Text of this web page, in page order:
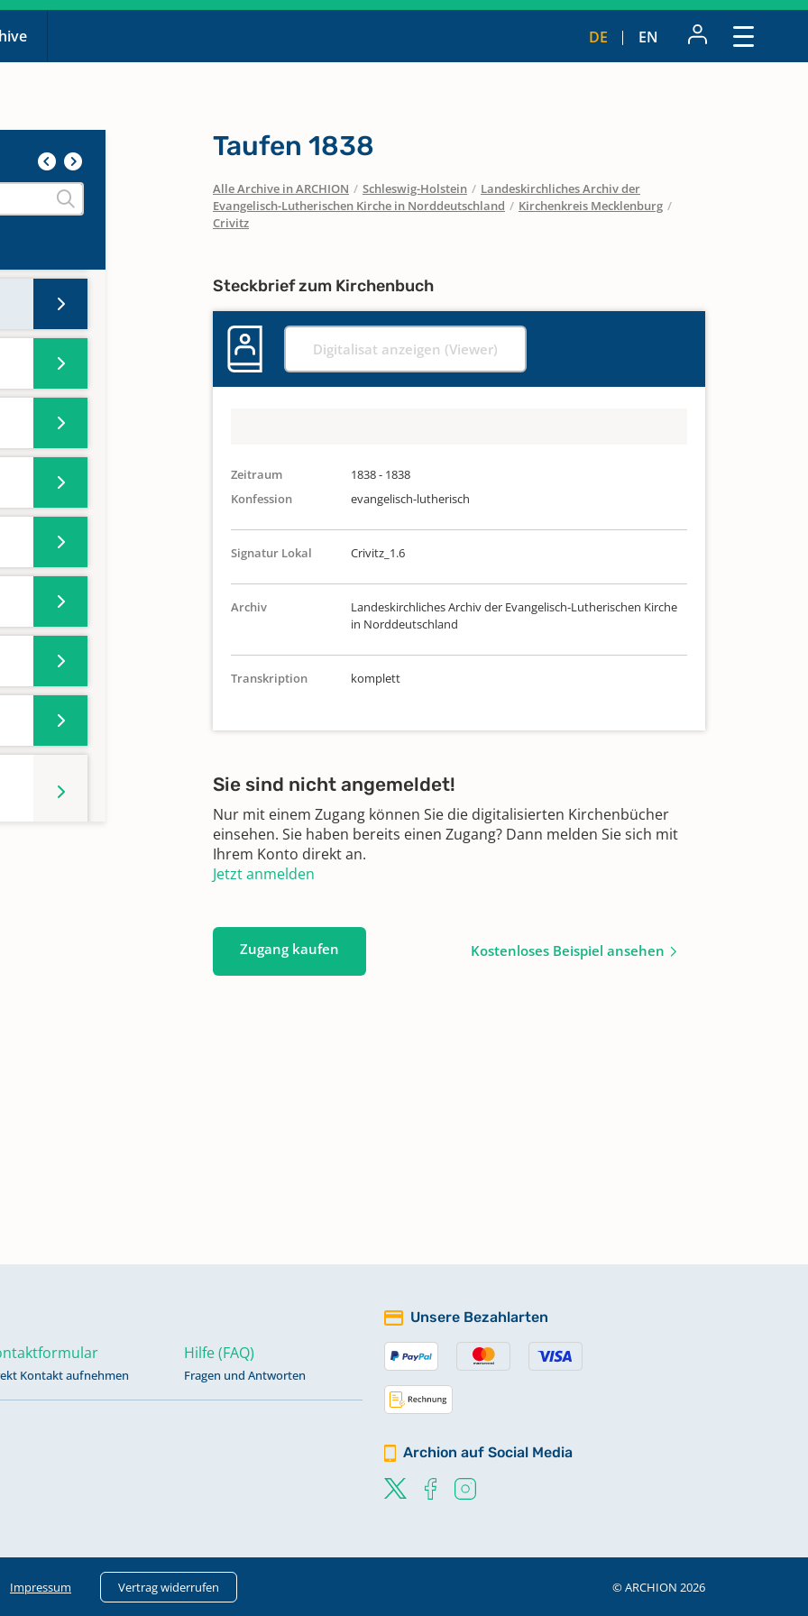
DE EN
Taufen 1838
Alle Archive in ARCHION / Schleswig-Holstein / Landeskirchliches Archiv der
Evangelisch-Lutherischen Kirche in Norddeutschland / Kirchenkreis Mecklenburg /
Crivitz
Steckbrief zum Kirchenbuch
Digitalisat anzeigen (Viewer)
Zeitraum
1838 - 1838
Konfession
evangelisch-lutherisch
Signatur Lokal Crivitz_1.6
Archiv
Landeskirchliches Archiv der Evangelisch-Lutherischen Kirche
in Norddeutschland
Transkription komplett
Sie sind nicht angemeldet!
Nur mit einem Zugang können Sie die digitalisierten Kirchenbücher
einsehen. Sie haben bereits einen Zugang? Dann melden Sie sich mit
Ihrem Konto direkt an.
Jetzt anmelden
Zugang kaufen Kostenloses Beispiel ansehen
Kontakt aufnehmen
Hilfe (FAQ)
Fragen und Antworten
Unsere Bezahlarten
Archion auf Social Media
Impressum Vertrag widerrufen © ARCHION 2026